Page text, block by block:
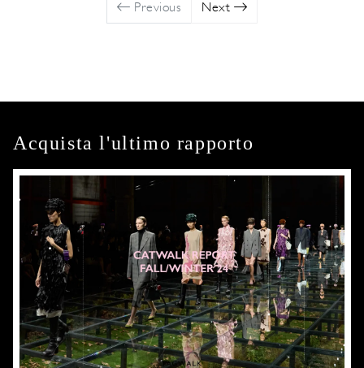
Previous Next
Acquista l'ultimo rapporto